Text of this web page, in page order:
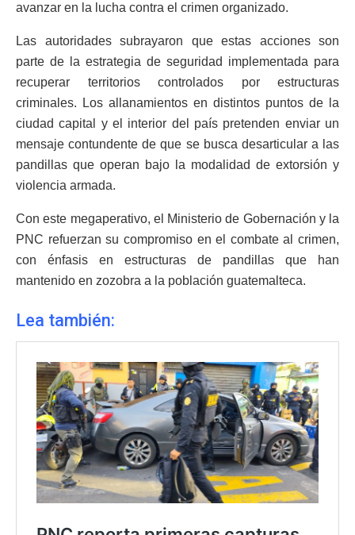
avanzar en la lucha contra el crimen organizado.
Las autoridades subrayaron que estas acciones son
parte de la estrategia de seguridad implementada para
recuperar territorios controlados por estructuras
criminales. Los allanamientos en distintos puntos de la
ciudad capital y el interior del país pretenden enviar un
mensaje contundente de que se busca desarticular a las
pandillas que operan bajo la modalidad de extorsión y
violencia armada.
Con este megaperativo, el Ministerio de Gobernación y la
PNC refuerzan su compromiso en el combate al crimen,
con énfasis en estructuras de pandillas que han
mantenido en zozobra a la población guatemalteca.
Lea también: